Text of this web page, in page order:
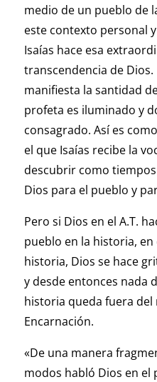
medio de un pueblo de
este contexto personal
Isaías hace esa
transcendencia de Dios.
manifiesta la santidad
profeta es iluminado y
consagrado. Así es
el que Isaías recibe la
descubrir como
Dios para el pueblo y
Pero si Dios en el A.T.
pueblo en la historia, en
historia, Dios se hace
y desde entonces nada
historia queda fuera del
Encarnación.
«De una manera
modos habló Dios en el